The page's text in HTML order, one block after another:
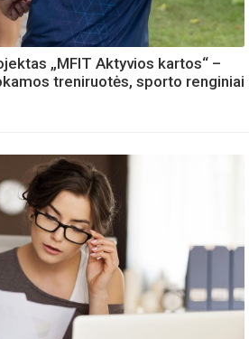
„MFIT Aktyvios kartos“ –
treniruotės, sporto renginiai